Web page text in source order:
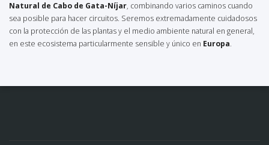
Natural de Cabo de Gata-Níjar, combinando varios caminos cuando
sea posible para hacer circuitos. Seremos extremadamente cuidadosos
con la protección de las plantas y el medio ambiente natural en general,
en este ecosistema particularmente sensible y único en Europa.